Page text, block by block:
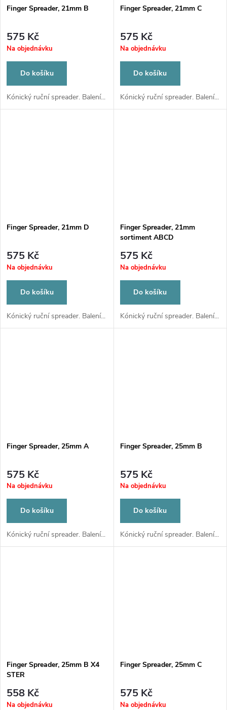
Finger Spreader, 21mm B
575 Kč
Na objednávku
Do košíku
Kónický ruční spreader. Balení...
Finger Spreader, 21mm C
575 Kč
Na objednávku
Do košíku
Kónický ruční spreader. Balení...
Finger Spreader, 21mm D
575 Kč
Na objednávku
Do košíku
Kónický ruční spreader. Balení...
Finger Spreader, 21mm
sortiment ABCD
575 Kč
Na objednávku
Do košíku
Kónický ruční spreader. Balení...
Finger Spreader, 25mm A
575 Kč
Na objednávku
Do košíku
Kónický ruční spreader. Balení...
Finger Spreader, 25mm B
575 Kč
Na objednávku
Do košíku
Kónický ruční spreader. Balení...
Finger Spreader, 25mm B X4
STER
558 Kč
Na objednávku
Finger Spreader, 25mm C
575 Kč
Na objednávku